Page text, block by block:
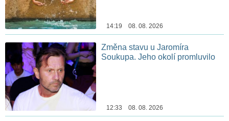
14:19 08. 08. 2026
Změna stavu u Jaromíra
Soukupa. Jeho okolí promluvilo
12:33 08. 08. 2026